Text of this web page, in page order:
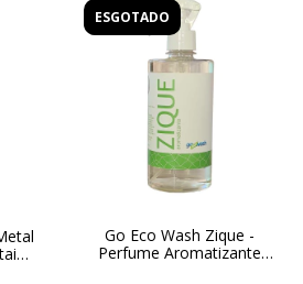
ESGOTADO
Go Eco Wash Zique -
Perfume Aromatizante